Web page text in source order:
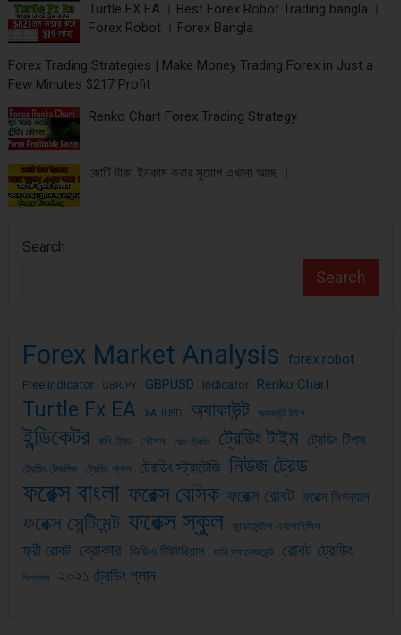
Turtle FX EA । Best Forex Robot Trading bangla ।
Forex Robot । Forex Bangla
Forex Trading Strategies | Make Money Trading Forex in Just a
Few Minutes $217 Profit
Renko Chart Forex Trading Strategy
কোটি টাকা ইনকাম করার সুযোগ এখনো আছে ।
Search
Search
Forex Market Analysis forex robot
Free Indicator GBPJPY GBPUSD Indicator Renko Chart
Turtle Fx EA XAUUSD অ্যাকাউন্ট অ্যাকাউন্ট টাইপ
ইন্ডিকেটর কপি ট্রেড কৌশল গোল্ড ট্রেডিং ট্রেডিং টাইম ট্রেডিং টিপস
ট্রেডিং টেকনিক ট্রেডিং প্লান ট্রেডিং স্ট্রাটেজি নিউজ ট্রেড
ফরেক্স বাংলা ফরেক্স বেসিক ফরেক্স রোবট ফরেক্স সিগন্যাল
ফরেক্স সেন্টিমেন্ট ফরেক্স স্কুল ফান্ডামেন্টাল এনালাইসিস
ফ্রী রোবট ব্রোকার ভিডিও টিউটরিয়াল মানি ম্যানেজমেন্ট রোবট ট্রেডিং
সিগন্যাল ২০২১ ট্রেডিং প্লান